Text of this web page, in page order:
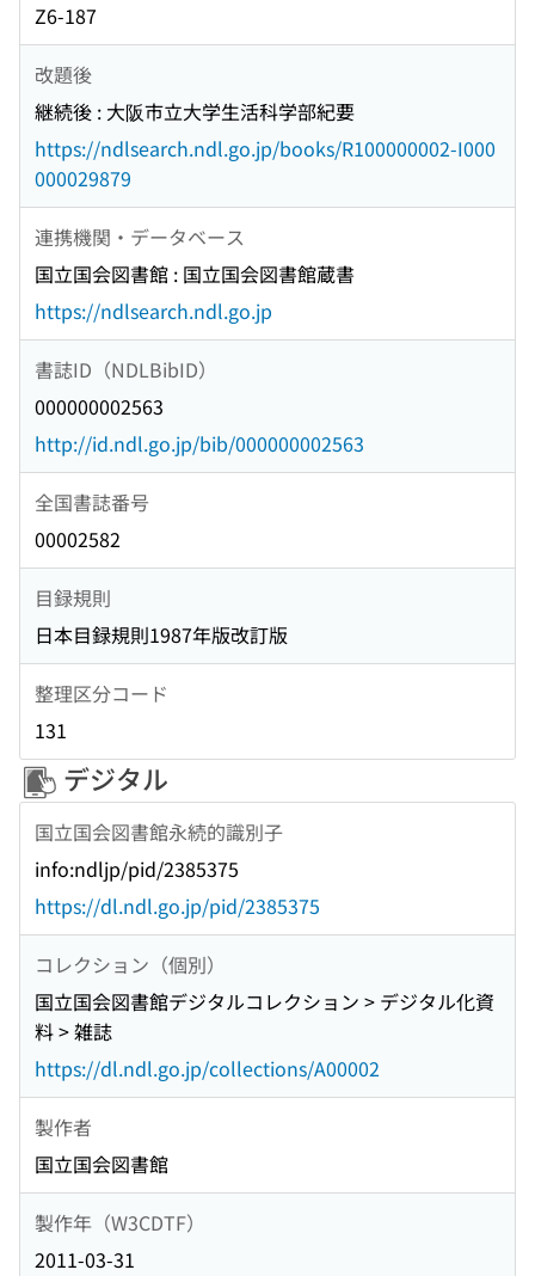
Z6-187
改題後
継続後 : 大阪市立大学生活科学部紀要
https://ndlsearch.ndl.go.jp/books/R100000002-I000
000029879
連携機関・データベース
国立国会図書館 : 国立国会図書館蔵書
https://ndlsearch.ndl.go.jp
書誌ID（NDLBibID）
000000002563
http://id.ndl.go.jp/bib/000000002563
全国書誌番号
00002582
目録規則
日本目録規則1987年版改訂版
整理区分コード
131
デジタル
国立国会図書館永続的識別子
info:ndljp/pid/2385375
https://dl.ndl.go.jp/pid/2385375
コレクション（個別）
国立国会図書館デジタルコレクション > デジタル化資
料 > 雑誌
https://dl.ndl.go.jp/collections/A00002
製作者
国立国会図書館
製作年（W3CDTF）
2011-03-31